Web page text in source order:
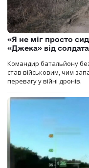
«Я не міг просто
«Джека» від
Командир батальйону
став військовим, чим
перевагу у війні дронів.